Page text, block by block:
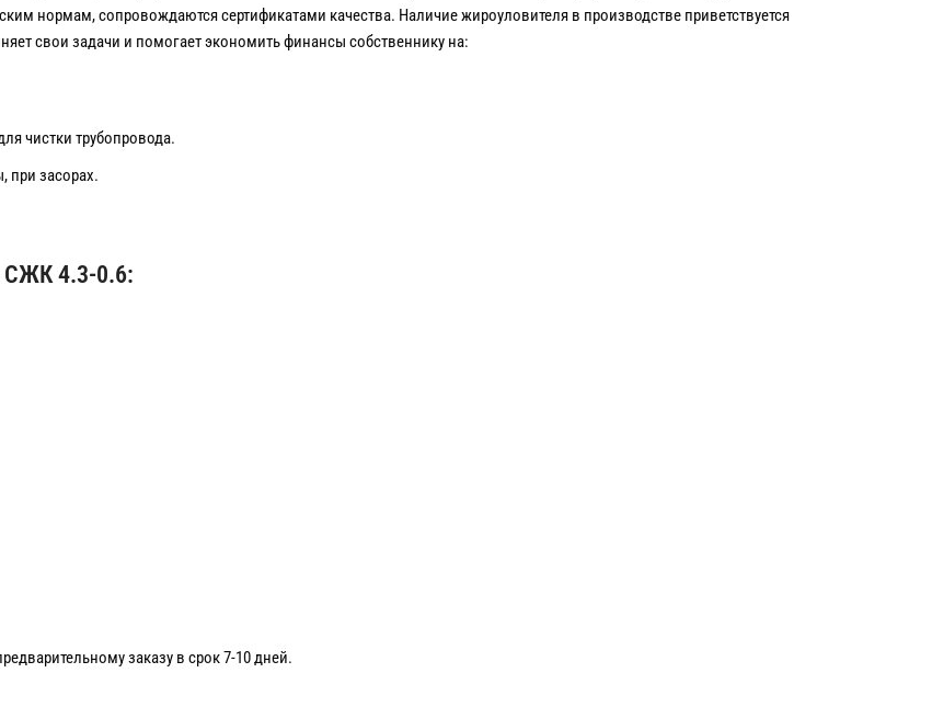
нормам, сопровождаются сертификатами качества. Наличие жироуловителя в производстве приветствуется
свои задачи и помогает экономить финансы собственнику на:
чистки трубопровода.
при засорах.
СЖК 4.3-0.6:
заказу в срок 7-10 дней.